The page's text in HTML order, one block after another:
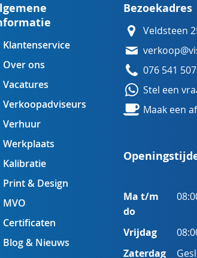
Klantenservice
Over ons
Vacatures
Verkoopadviseurs
Verhuur
Werkplaats
Kalibratie
Print & Design
MVO
Certificaten
Blog & Nieuws
Bezoekadres
Veldsteen
076 541
Stel een
Maak een
Ma t/m
do
Vrijdag
Zaterdag